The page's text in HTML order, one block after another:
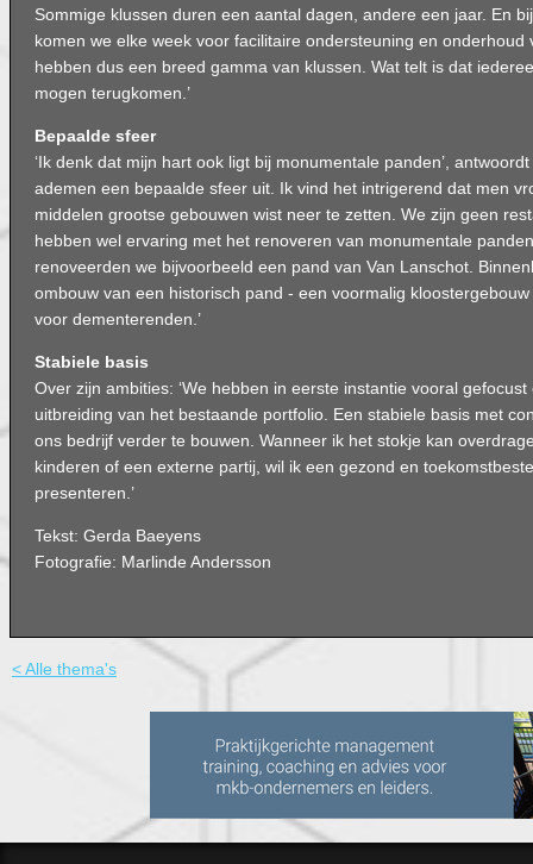
Sommige klussen duren een aantal dagen, andere een jaar. En
komen we elke week voor facilitaire ondersteuning en onderhoud
hebben dus een breed gamma van klussen. Wat telt is dat
mogen terugkomen.’
Bepaalde sfeer
‘Ik denk dat mijn hart ook ligt bij monumentale panden’,
ademen een bepaalde sfeer uit. Ik vind het intrigerend dat men
middelen grootse gebouwen wist neer te zetten. We zijn geen
hebben wel ervaring met het renoveren van monumentale
renoveerden we bijvoorbeeld een pand van Van Lanschot.
ombouw van een historisch pand - een voormalig
voor dementerenden.’
Stabiele basis
Over zijn ambities: ‘We hebben in eerste instantie vooral
uitbreiding van het bestaande portfolio. Een stabiele basis met
ons bedrijf verder te bouwen. Wanneer ik het stokje kan
kinderen of een externe partij, wil ik een gezond en
presenteren.’
Tekst: Gerda Baeyens
Fotografie: Marlinde Andersson
< Alle thema's